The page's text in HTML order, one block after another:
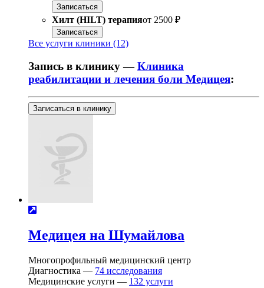
Записаться
Хилт (HILT) терапияот 2500 ₽
Записаться
Все услуги клиники (12)
Запись в клинику —Клиника
реабилитации и лечения боли Медицея:
Записаться в клинику
Медицея на Шумайлова
Многопрофильный медицинский центр
Диагностика — 74 исследования
Медицинские услуги — 132 услуги